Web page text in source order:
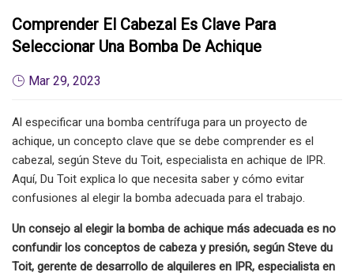
Comprender El Cabezal Es Clave Para
Seleccionar Una Bomba De Achique
Mar 29, 2023
Al especificar una bomba centrífuga para un proyecto de
achique, un concepto clave que se debe comprender es el
cabezal, según Steve du Toit, especialista en achique de IPR.
Aquí, Du Toit explica lo que necesita saber y cómo evitar
confusiones al elegir la bomba adecuada para el trabajo.
Un consejo al elegir la bomba de achique más adecuada es no
confundir los conceptos de cabeza y presión, según Steve du
Toit, gerente de desarrollo de alquileres en IPR, especialista en